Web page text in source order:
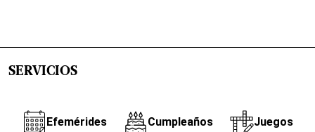
SERVICIOS
Efemérides Cumpleaños Juegos